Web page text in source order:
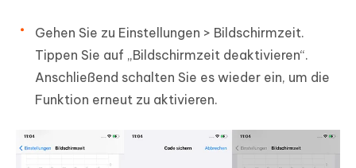
Gehen Sie zu Einstellungen > Bildschirmzeit.
Tippen Sie auf „Bildschirmzeit deaktivieren“.
Anschließend schalten Sie es wieder ein, um die
Funktion erneut zu aktivieren.